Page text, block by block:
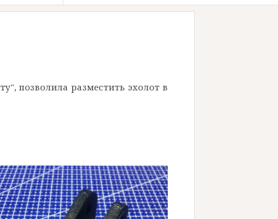
позволила разместить эхолот в